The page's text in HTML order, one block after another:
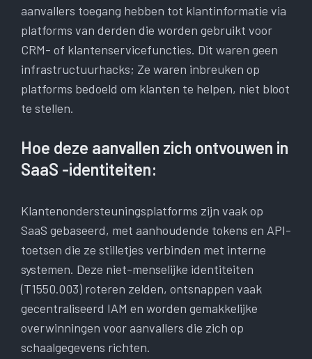
aanvallers toegang hebben tot klantinformatie via
platforms van derden die worden gebruikt voor
CRM- of klantenservicefuncties. Dit waren geen
infrastructuurhacks; Ze waren inbreuken op
platforms bedoeld om klanten te helpen, niet bloot
te stellen.
Hoe deze aanvallen zich ontvouwen in
SaaS -identiteiten:
Klantenondersteuningsplatforms zijn vaak op
SaaS gebaseerd, met aanhoudende tokens en API-
toetsen die ze stilletjes verbinden met interne
systemen. Deze niet-menselijke identiteiten
(T1550.003) roteren zelden, ontsnappen vaak
gecentraliseerd IAM en worden gemakkelijke
overwinningen voor aanvallers die zich op
schaalgegevens richten.